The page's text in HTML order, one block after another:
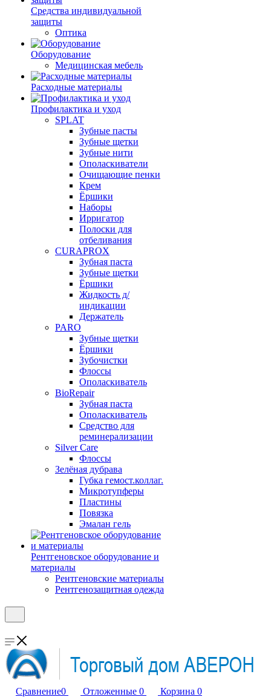
Средства индивидуальной
защиты
Оптика
Оборудование
Медицинская мебель
Расходные материалы
Профилактика и уход
SPLAT
Зубные пасты
Зубные щетки
Зубные нити
Ополаскиватели
Очищающие пенки
Крем
Ёршики
Наборы
Ирригатор
Полоски для
отбеливания
CURAPROX
Зубная паста
Зубные щетки
Ёршики
Жидкость д/
индикации
Держатель
PARO
Зубные щетки
Ёршики
Зубочистки
Флоссы
Ополаскиватель
BioRepair
Зубная паста
Ополаскиватель
Средство для
реминерализации
Silver Care
Флоссы
Зелёная дубрава
Губка гемост.коллаг.
Микротупферы
Пластины
Повязка
Эмалан гель
Рентгеновское оборудование и
материалы
Рентгеновские материалы
Рентгенозащитная одежда
Сравнение0 Отложенные 0 Корзина 0